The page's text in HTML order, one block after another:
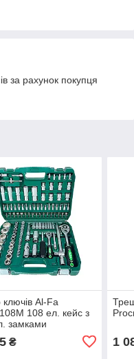
за рахунок покупця
ключів Al-Fa
108 ел. кейс з
замками
₴ 1